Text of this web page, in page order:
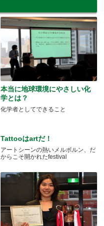
本当に地球環境にやさしい化
学とは？
化学者としてできること
Tattooはartだ！
アートシーンの熱いメルボルン、だ
からこそ開かれたfestival